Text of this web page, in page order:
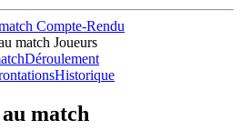
Compte-Rendu
Joueurs
Déroulement
Historique
match